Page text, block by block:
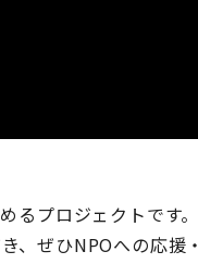
プロジェクトです。
、ぜひNPOへの応援・